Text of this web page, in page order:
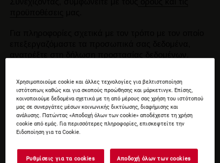
Χρησιμοποιούμε cookie και άλλες τεχνολογίες για βελτιστοποίηση
ιστότοπων, καθώς και για σκοπούς προώθησης και μάρκετινγκ. Επίσης,
κοινοποιούμε δεδομένα σχετικά με τη από μέρους σας χρήση του ιστότοπού
μας σε συνεργάτες μέσων κοινωνικής δικτύωσης, διαφήμισης και
ανάλυσης. Πατώντας «Αποδοχή όλων των cookie» αποδέχεστε τη χρήση
cookie από εμάς. Για περισσότερες πληροφορίες, επισκεφτείτε την
Ειδοποίηση για τα Cookie.
Ρυθμίσεις για τα cookies Αποδοχή όλων των cookies